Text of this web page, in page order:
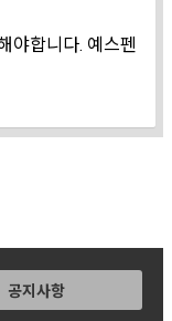
야합니다. 예스펜
공지사항